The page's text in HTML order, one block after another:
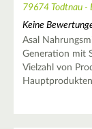
79674 Todtnau -
Keine
Asal
Generation mit
Vielzahl von